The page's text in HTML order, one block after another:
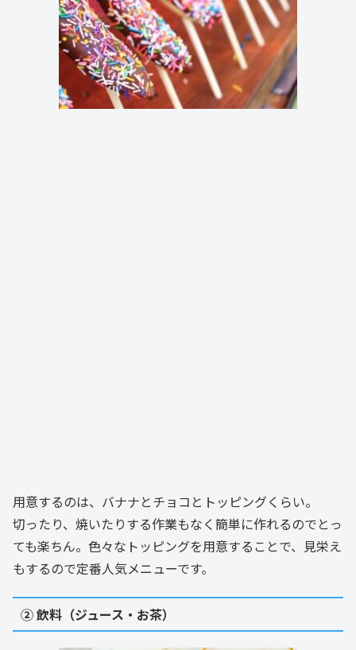
用意するのは、バナナとチョコとトッピングくらい。
切ったり、焼いたりする作業もなく簡単に作れるのでとっ
ても楽ちん。色々なトッピングを用意することで、見栄え
もするので定番人気メニューです。
② 飲料（ジュース・お茶）